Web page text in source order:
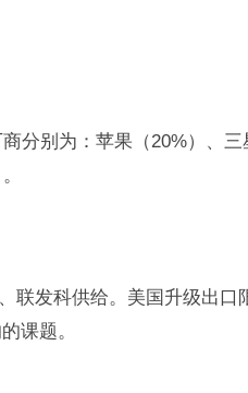
分别为：苹果（20%）、
联发科供给。美国升级出口
课题。